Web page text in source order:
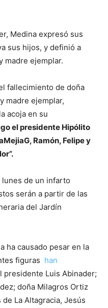
Medina expresó sus
sus hijos, y definió a
madre ejemplar.
fallecimiento de doña
madre ejemplar,
acoja en su
el presidente Hipólito
Ramón, Felipe y
lunes de un infarto
serán a partir de las
del Jardín
ha causado pesar en la
figuras han
presidente Luis Abinader;
doña Milagros Ortiz
La Altagracia, Jesús